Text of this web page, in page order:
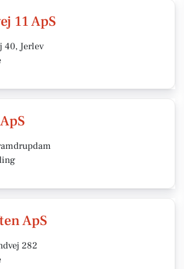
11 ApS
40, Jerlev
ApS
282